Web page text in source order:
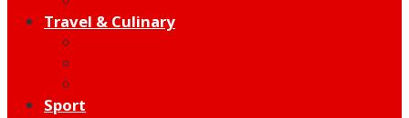
Travel & Culinary
Sport